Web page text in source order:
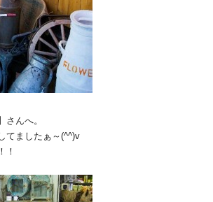
さんへ。
てましたぁ～(^^)v
！